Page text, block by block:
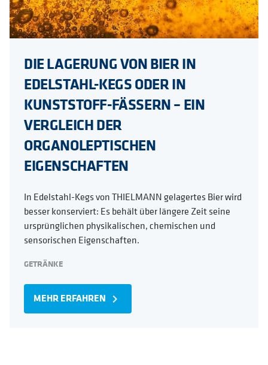
DIE LAGERUNG VON BIER IN
EDELSTAHL-KEGS ODER IN
KUNSTSTOFF-FÄSSERN – EIN
VERGLEICH DER
ORGANOLEPTISCHEN
EIGENSCHAFTEN
In Edelstahl-Kegs von THIELMANN gelagertes Bier wird
besser konserviert: Es behält über längere Zeit seine
ursprünglichen physikalischen, chemischen und
sensorischen Eigenschaften.
GETRÄNKE
MEHR ERFAHREN navigate_next